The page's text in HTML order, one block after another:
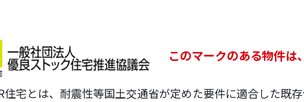
このマークのある物件は
住宅とは、耐震性等国土交通省が定めた要件に適合した既存